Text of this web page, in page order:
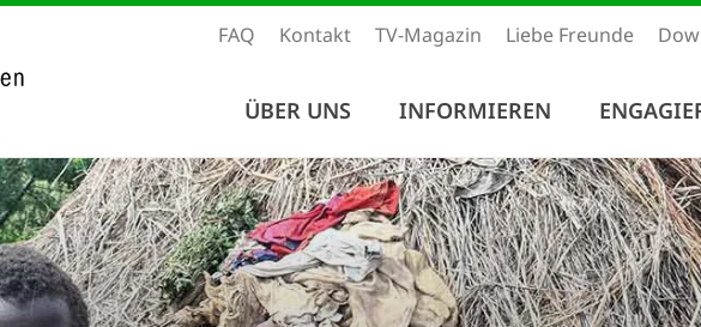
FAQ Kontakt TV-Magazin Liebe Freunde
ÜBER UNS INFORMIEREN